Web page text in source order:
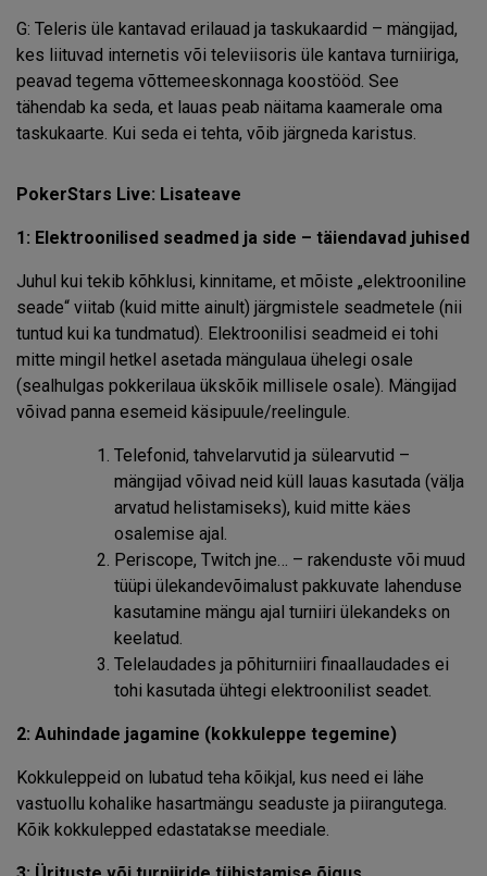
G: Teleris üle kantavad erilauad ja taskukaardid – mängijad,
kes liituvad internetis või televiisoris üle kantava turniiriga,
peavad tegema võttemeeskonnaga koostööd. See
tähendab ka seda, et lauas peab näitama kaamerale oma
taskukaarte. Kui seda ei tehta, võib järgneda karistus.
PokerStars Live: Lisateave
1: Elektroonilised seadmed ja side – täiendavad juhised
Juhul kui tekib kõhklusi, kinnitame, et mõiste „elektrooniline
seade“ viitab (kuid mitte ainult) järgmistele seadmetele (nii
tuntud kui ka tundmatud). Elektroonilisi seadmeid ei tohi
mitte mingil hetkel asetada mängulaua ühelegi osale
(sealhulgas pokkerilaua ükskõik millisele osale). Mängijad
võivad panna esemeid käsipuule/reelingule.
Telefonid, tahvelarvutid ja sülearvutid –
mängijad võivad neid küll lauas kasutada (välja
arvatud helistamiseks), kuid mitte käes
osalemise ajal.
Periscope, Twitch jne… – rakenduste või muud
tüüpi ülekandevõimalust pakkuvate lahenduse
kasutamine mängu ajal turniiri ülekandeks on
keelatud.
Telelaudades ja põhiturniiri finaallaudades ei
tohi kasutada ühtegi elektroonilist seadet.
2: Auhindade jagamine (kokkuleppe tegemine)
Kokkuleppeid on lubatud teha kõikjal, kus need ei lähe
vastuollu kohalike hasartmängu seaduste ja piirangutega.
Kõik kokkulepped edastatakse meediale.